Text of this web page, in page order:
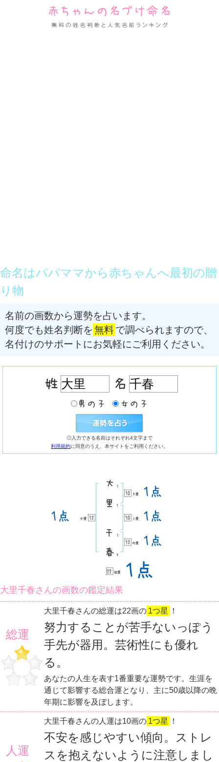
命名はパパママから赤ちゃんへ最初の贈
り物
名前の画数から運勢を占います。
何度でも姓名判断を 無料で調べられますので、
名付けのサポートにお気軽にご利用ください。
◎入力できる名前はそれぞれ4文字まで
利用規約に同意のうえ、本サイトをご利用ください。
大里千春さんの画数の鑑定結果
総運
大里千春さんの総運は22画の 1つ星 ！
努力することが苦手ないっぽう
手先が器用。芸術性にも優れ
る。
あなたの人生を表す1番重要な運勢です。生涯を
通じて影響する総合運となり、主に50歳以降の晩
年期に影響を及ぼします。
人運
大里千春さんの人運は10画の 1つ星 ！
不安を感じやすい傾向。ストレ
スを抱えないように注意しまし